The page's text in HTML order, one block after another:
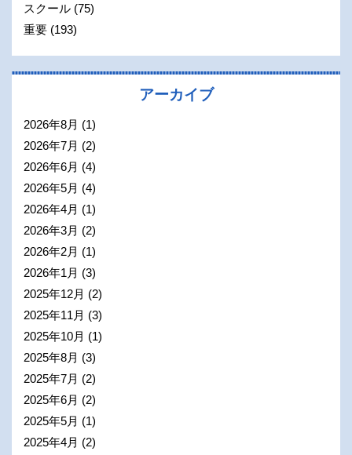
スクール (75)
重要 (193)
アーカイブ
2026年8月 (1)
2026年7月 (2)
2026年6月 (4)
2026年5月 (4)
2026年4月 (1)
2026年3月 (2)
2026年2月 (1)
2026年1月 (3)
2025年12月 (2)
2025年11月 (3)
2025年10月 (1)
2025年8月 (3)
2025年7月 (2)
2025年6月 (2)
2025年5月 (1)
2025年4月 (2)